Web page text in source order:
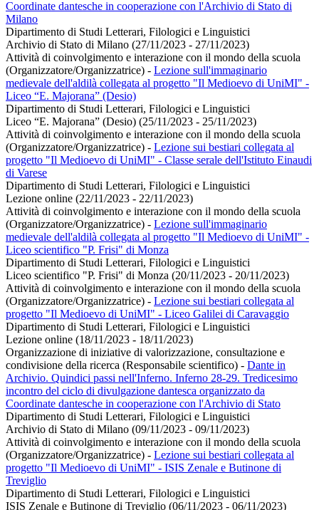
Coordinate dantesche in cooperazione con l'Archivio di Stato di
Milano
Dipartimento di Studi Letterari, Filologici e Linguistici
Archivio di Stato di Milano (27/11/2023 - 27/11/2023)
Attività di coinvolgimento e interazione con il mondo della scuola
(Organizzatore/Organizzatrice) - Lezione sull'immaginario
medievale dell'aldilà collegata al progetto "Il Medioevo di UniMI" -
Liceo “E. Majorana” (Desio)
Dipartimento di Studi Letterari, Filologici e Linguistici
Liceo “E. Majorana” (Desio) (25/11/2023 - 25/11/2023)
Attività di coinvolgimento e interazione con il mondo della scuola
(Organizzatore/Organizzatrice) - Lezione sui bestiari collegata al
progetto "Il Medioevo di UniMI" - Classe serale dell'Istituto Einaudi
di Varese
Dipartimento di Studi Letterari, Filologici e Linguistici
Lezione online (22/11/2023 - 22/11/2023)
Attività di coinvolgimento e interazione con il mondo della scuola
(Organizzatore/Organizzatrice) - Lezione sull'immaginario
medievale dell'aldilà collegata al progetto "Il Medioevo di UniMI" -
Liceo scientifico "P. Frisi" di Monza
Dipartimento di Studi Letterari, Filologici e Linguistici
Liceo scientifico "P. Frisi" di Monza (20/11/2023 - 20/11/2023)
Attività di coinvolgimento e interazione con il mondo della scuola
(Organizzatore/Organizzatrice) - Lezione sui bestiari collegata al
progetto "Il Medioevo di UniMI" - Liceo Galilei di Caravaggio
Dipartimento di Studi Letterari, Filologici e Linguistici
Lezione online (18/11/2023 - 18/11/2023)
Organizzazione di iniziative di valorizzazione, consultazione e
condivisione della ricerca (Responsabile scientifico) - Dante in
Archivio. Quindici passi nell'Inferno. Inferno 28-29. Tredicesimo
incontro del ciclo di divulgazione dantesca organizzato da
Coordinate dantesche in cooperazione con l'Archivio di Stato
Dipartimento di Studi Letterari, Filologici e Linguistici
Archivio di Stato di Milano (09/11/2023 - 09/11/2023)
Attività di coinvolgimento e interazione con il mondo della scuola
(Organizzatore/Organizzatrice) - Lezione sui bestiari collegata al
progetto "Il Medioevo di UniMI" - ISIS Zenale e Butinone di
Treviglio
Dipartimento di Studi Letterari, Filologici e Linguistici
ISIS Zenale e Butinone di Treviglio (06/11/2023 - 06/11/2023)